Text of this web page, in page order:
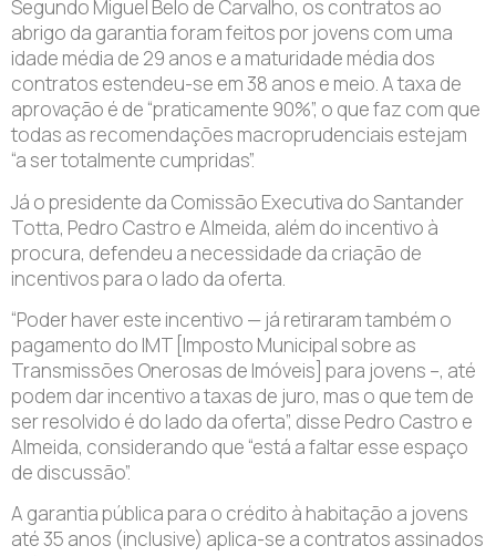
Segundo Miguel Belo de Carvalho, os contratos ao
abrigo da garantia foram feitos por jovens com uma
idade média de 29 anos e a maturidade média dos
contratos estendeu-se em 38 anos e meio. A taxa de
aprovação é de “praticamente 90%”, o que faz com que
todas as recomendações macroprudenciais estejam
“a ser totalmente cumpridas”.
Já o presidente da Comissão Executiva do Santander
Totta, Pedro Castro e Almeida, além do incentivo à
procura, defendeu a necessidade da criação de
incentivos para o lado da oferta.
“Poder haver este incentivo — já retiraram também o
pagamento do IMT [Imposto Municipal sobre as
Transmissões Onerosas de Imóveis] para jovens –, até
podem dar incentivo a taxas de juro, mas o que tem de
ser resolvido é do lado da oferta”, disse Pedro Castro e
Almeida, considerando que “está a faltar esse espaço
de discussão”.
A garantia pública para o crédito à habitação a jovens
até 35 anos (inclusive) aplica-se a contratos assinados